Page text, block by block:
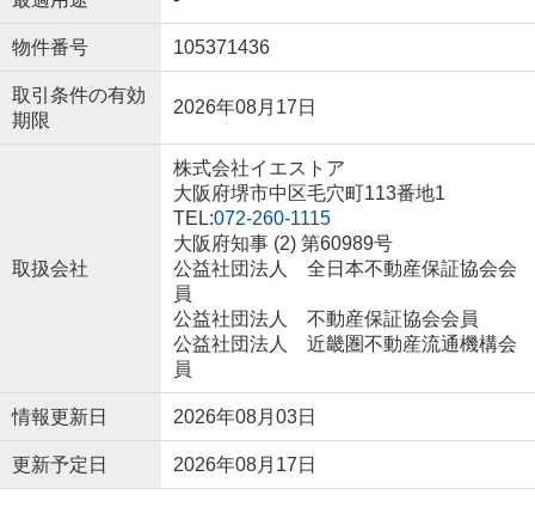
物件番号 105371436
取引条件の有効
期限
2026年08月17日
取扱会社
株式会社イエストア
大阪府堺市中区毛穴町113番地1
TEL:072-260-1115
大阪府知事 (2) 第60989号
公益社団法人 全日本不動産保証協会会
員
公益社団法人 不動産保証協会会員
公益社団法人 近畿圏不動産流通機構会
員
情報更新日 2026年08月03日
更新予定日 2026年08月17日